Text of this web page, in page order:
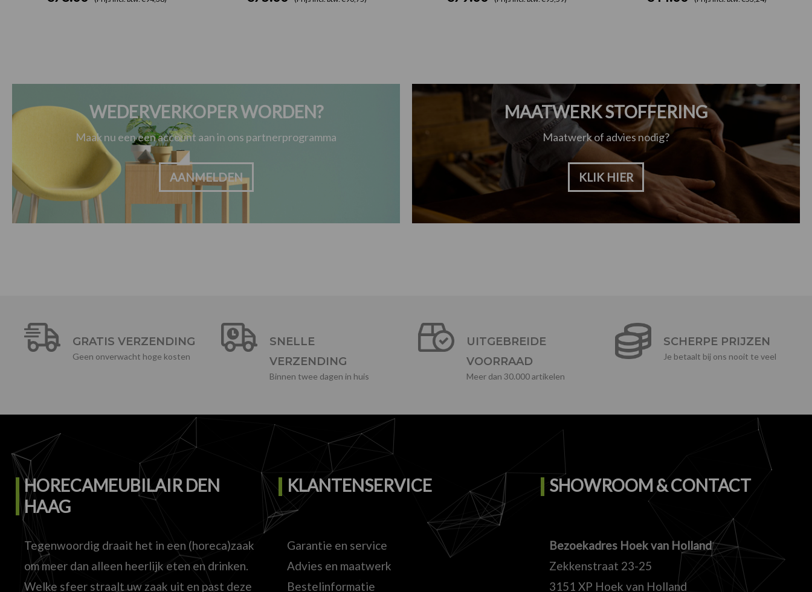
WEDERVERKOPER WORDEN?
Maak nu een een account aan in ons partnerprogramma
AANMELDEN
MAATWERK STOFFERING
Maatwerk of advies nodig?
KLIK HIER
GRATIS VERZENDING
Geen onverwacht hoge kosten
SNELLE
VERZENDING
Binnen twee dagen in huis
UITGEBREIDE
VOORRAAD
Meer dan 30.000 artikelen
SCHERPE PRIJZEN
Je betaalt bij ons nooit te veel
HORECAMEUBILAIR DEN
HAAG
Tegenwoordig draait het in een (horeca)zaak
om meer dan alleen heerlijk eten en drinken.
Welke sfeer straalt uw zaak uit en past deze
KLANTENSERVICE
Garantie en service
Advies en maatwerk
Bestelinformatie
SHOWROOM & CONTACT
Bezoekadres Hoek van Holland
Zekkenstraat 23-25
3151 XP Hoek van Holland